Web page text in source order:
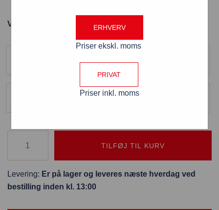
Varenummer: PG-ALU/HVID-50
TILFØJ TIL KURV
Levering: Er på lager og leveres næste hverdag ved
bestilling inden kl. 13:00
ERHVERV
Priser ekskl. moms
PRIVAT
Priser inkl. moms